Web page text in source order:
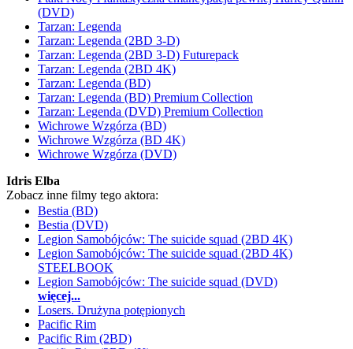
(DVD)
Tarzan: Legenda
Tarzan: Legenda (2BD 3-D)
Tarzan: Legenda (2BD 3-D) Futurepack
Tarzan: Legenda (2BD 4K)
Tarzan: Legenda (BD)
Tarzan: Legenda (BD) Premium Collection
Tarzan: Legenda (DVD) Premium Collection
Wichrowe Wzgórza (BD)
Wichrowe Wzgórza (BD 4K)
Wichrowe Wzgórza (DVD)
Idris Elba
Zobacz inne filmy tego aktora:
Bestia (BD)
Bestia (DVD)
Legion Samobójców: The suicide squad (2BD 4K)
Legion Samobójców: The suicide squad (2BD 4K)
STEELBOOK
Legion Samobójców: The suicide squad (DVD)
więcej...
Losers. Drużyna potępionych
Pacific Rim
Pacific Rim (2BD)